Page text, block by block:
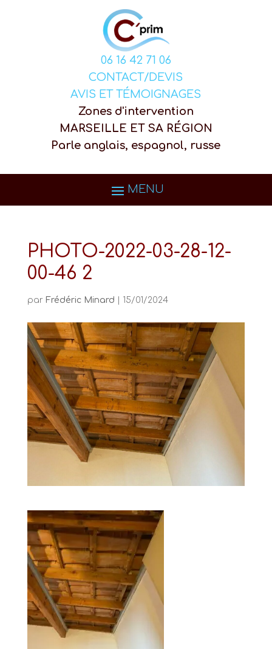
06 16 42 71 06
CONTACT/DEVIS
AVIS ET TÉMOIGNAGES
Zones d'intervention
MARSEILLE ET SA RÉGION
Parle anglais, espagnol, russe
PHOTO-2022-03-28-12-
00-46 2
par Frédéric Minard 15/01/2024